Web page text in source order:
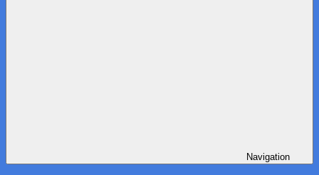
Navigation